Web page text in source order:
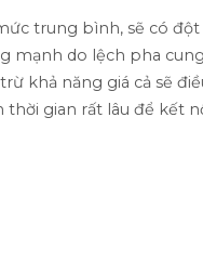
trung bình, sẽ có đột
mạnh do lệch pha
khả năng giá cả sẽ
gian rất lâu để kết